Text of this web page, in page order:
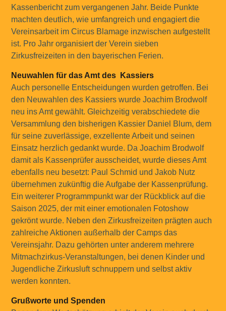
Kassenbericht zum vergangenen Jahr. Beide Punkte
machten deutlich, wie umfangreich und engagiert die
Vereinsarbeit im Circus Blamage inzwischen aufgestellt
ist. Pro Jahr organisiert der Verein sieben
Zirkusfreizeiten in den bayerischen Ferien.
Neuwahlen für das Amt des Kassiers
Auch personelle Entscheidungen wurden getroffen. Bei
den Neuwahlen des Kassiers wurde Joachim Brodwolf
neu ins Amt gewählt. Gleichzeitig verabschiedete die
Versammlung den bisherigen Kassier Daniel Blum, dem
für seine zuverlässige, exzellente Arbeit und seinen
Einsatz herzlich gedankt wurde. Da Joachim Brodwolf
damit als Kassenprüfer ausscheidet, wurde dieses Amt
ebenfalls neu besetzt: Paul Schmid und Jakob Nutz
übernehmen zukünftig die Aufgabe der Kassenprüfung.
Ein weiterer Programmpunkt war der Rückblick auf die
Saison 2025, der mit einer emotionalen Fotoshow
gekrönt wurde. Neben den Zirkusfreizeiten prägten auch
zahlreiche Aktionen außerhalb der Camps das
Vereinsjahr. Dazu gehörten unter anderem mehrere
Mitmachzirkus-Veranstaltungen, bei denen Kinder und
Jugendliche Zirkusluft schnuppern und selbst aktiv
werden konnten.
Grußworte und Spenden